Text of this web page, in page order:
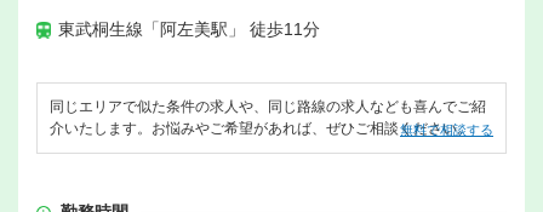
東武桐生線「阿左美駅」 徒歩11分
同じエリアで似た条件の求人や、同じ路線の求人なども喜んでご紹
介いたします。お悩みやご希望があれば、ぜひご相談ください。
無料で相談する